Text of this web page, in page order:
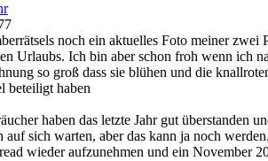
noch ein aktuelles Foto meiner
Urlaubs. Ich bin aber schon froh wenn ich
so groß dass sie blühen und die
beteiligt haben
haben das letzte Jahr gut
auf sich warten, aber das kann ja noch werden.
wieder aufzunehmen und ein November